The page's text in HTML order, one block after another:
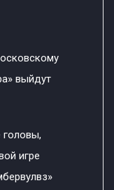
выйдут
головы,
игре